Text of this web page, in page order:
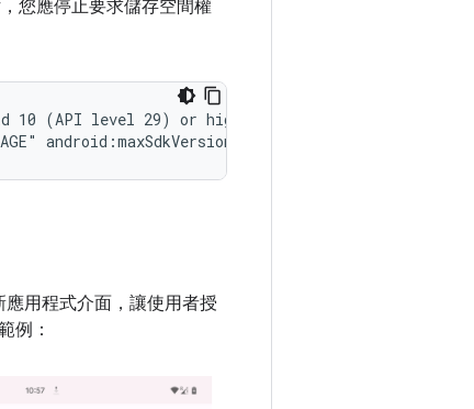
您應停止要求儲存空間權
10 (API level 29) or higher
android:maxSdkVersion="28"
用程式介面，讓使用者授
例：